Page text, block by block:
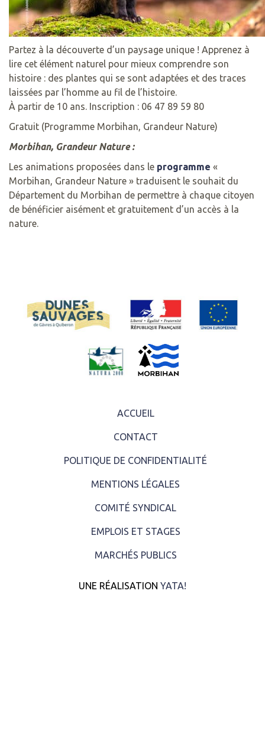
Partez à la découverte d’un paysage unique ! Apprenez à
lire cet élément naturel pour mieux comprendre son
histoire : des plantes qui se sont adaptées et des traces
laissées par l’homme au fil de l’histoire.
À partir de 10 ans. Inscription : 06 47 89 59 80
Gratuit (Programme Morbihan, Grandeur Nature)
Morbihan, Grandeur Nature :
Les animations proposées dans le programme «
Morbihan, Grandeur Nature » traduisent le souhait du
Département du Morbihan de permettre à chaque citoyen
de bénéficier aisément et gratuitement d’un accès à la
nature.
ACCUEIL
CONTACT
POLITIQUE DE CONFIDENTIALITÉ
MENTIONS LÉGALES
COMITÉ SYNDICAL
EMPLOIS ET STAGES
MARCHÉS PUBLICS
UNE RÉALISATION YATA!